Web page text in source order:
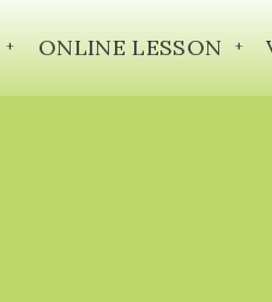
ONLINE LESSON